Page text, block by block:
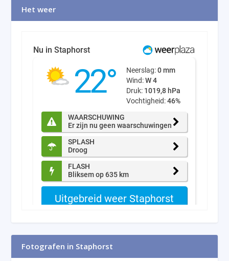
Het weer
Fotografen in Staphorst